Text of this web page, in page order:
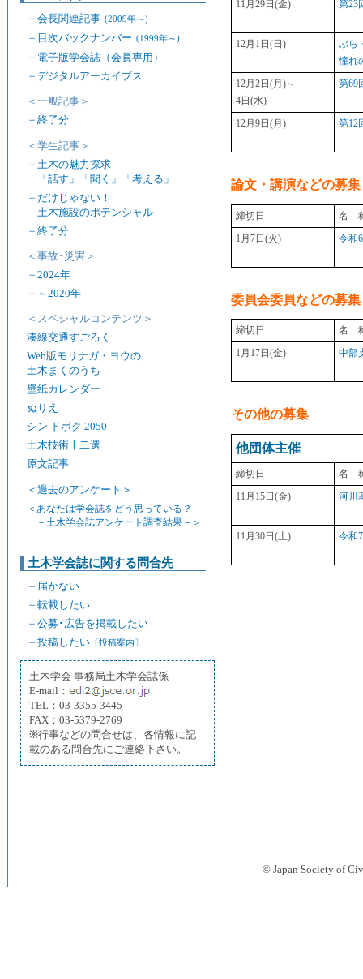
＋ 会長関連記事 (2009年～)
＋ 目次バックナンバー (1999年～)
＋ 電子版学会誌（会員専用）
＋ デジタルアーカイブス
＜一般記事＞
＋ 終了分
＜学生記事＞
＋ 土木の魅力探求
「話す」「聞く」「考える」
＋ だけじゃない！
土木施設のポテンシャル
＋ 終了分
＜事故･災害＞
＋ 2024年
＋ ～2020年
＜スペシャルコンテンツ＞
湊線交通すごろく
Web版モリナガ・ヨウの
土木まくのうち
壁紙カレンダー
ぬりえ
シン ドボク 2050
土木技術十二選
原文記事
＜過去のアンケート＞
＜あなたは学会誌をどう思っている？
－土木学会誌アンケート調査結果－＞
土木学会誌に関する問合先
＋ 届かない
＋ 転載したい
＋ 公募･広告を掲載したい
＋ 投稿したい 〔投稿案内〕
土木学会 事務局土木学会誌係
E-mail：
TEL：03-3355-3445
FAX：03-5379-2769
※行事などの問合せは、各情報に記
載のある問合先にご連絡下さい。
11月29日(金) 第23
12月1日(日)
ぶら
憧れ
12月2日(月)～
4日(水)
第69
12月9日(月) 第12
論文・講演などの募集
締切日 名
1月7日(火) 令和
委員会委員などの募集
締切日 名
1月17日(金) 中部
その他の募集
他団体主催
締切日 名
11月15日(金) 河川
11月30日(土) 令和
© Japan Society of